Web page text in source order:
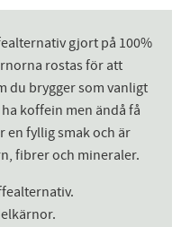
gjort på 100%
rostas för att
du brygger som vanligt
koffein men ändå få
en fyllig smak och är
fibrer och mineraler.